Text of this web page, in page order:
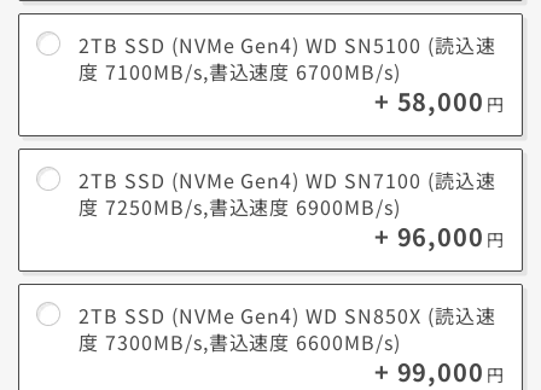
2TB SSD (NVMe Gen4) WD SN5100 (読込速
度 7100MB/s,書込速度 6700MB/s)
+ 58,000 円
2TB SSD (NVMe Gen4) WD SN7100 (読込速
度 7250MB/s,書込速度 6900MB/s)
+ 96,000 円
2TB SSD (NVMe Gen4) WD SN850X (読込速
度 7300MB/s,書込速度 6600MB/s)
+ 99,000 円